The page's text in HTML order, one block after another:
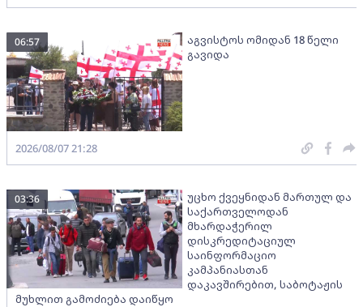
აგვისტოს ომიდან 18 წელი
გავიდა
06:57
2026/08/07 21:28
უცხო ქვეყნიდან მართულ და
საქართველოდან
მხარდაჭერილ
დისკრედიტაციულ
საინფორმაციო
კამპანიასთან
დაკავშირებით, საბოტაჟის
მუხლით გამოძიება დაიწყო
03:36